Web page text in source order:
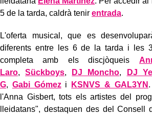
5 de la tarda, caldrà tenir entrada.
L'oferta musical, que es
diferents entre les 6 de la tarda i les
completa amb els discjòqueis
Laro,Sückboys, DJ Moncho, DJ
G, Gabi Gómezi KSNVS & GAL3YN
l'Anna Gisbert, tots els artistes del
lleidatans", destaquen des del Consell